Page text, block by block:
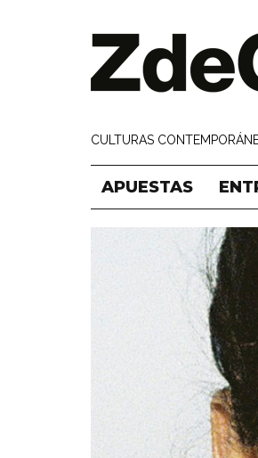
CULTURAS
APUESTAS